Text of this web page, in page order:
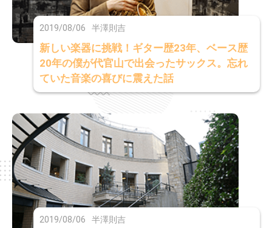
2019/08/06 半澤則吉
新しい楽器に挑戦！ギター歴23年、ベース歴
20年の僕が代官山で出会ったサックス。忘れ
ていた音楽の喜びに震えた話
2019/08/06 半澤則吉